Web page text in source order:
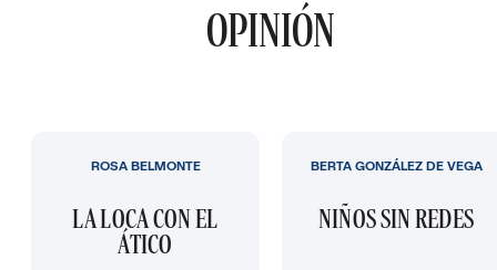
OPINIÓN
LA LOCA CON EL
ÁTICO
ROSA BELMONTE
NIÑOS SIN REDES
BERTA GONZÁLEZ DE VEGA